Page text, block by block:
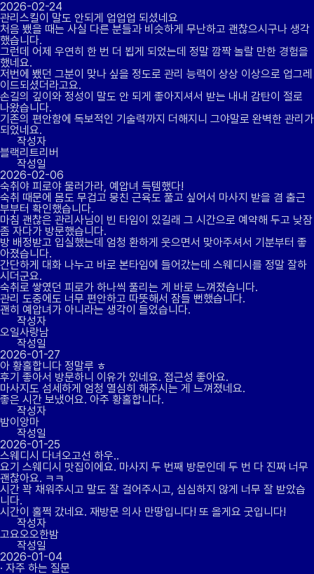
2026-02-24
관리스킬이 말도 안되게 업업업 되셨네요
처음 뵀을 때는 사실 다른 분들과 비슷하게 무난하고 괜찮으시구나 생각
했습니다.
그런데 어제 우연히 한 번 더 뵙게 되었는데 정말 깜짝 놀랄 만한 경험을
했네요.
저번에 뵀던 그분이 맞나 싶을 정도로 관리 능력이 상상 이상으로 업그레
이드되셨더라고요.
손길의 깊이와 정성이 말도 안 되게 좋아지셔서 받는 내내 감탄이 절로
나왔습니다.
기존의 편안함에 독보적인 기술력까지 더해지니 그야말로 완벽한 관리가
되었네요.
작성자
블랙리트리버
작성일
2026-02-06
숙취야 피로야 물러가라, 예압녀 득템했다!
숙취 때문에 몸도 무겁고 뭉친 근육도 풀고 싶어서 마사지 받을 겸 출근
부부터 확인했습니다.
마침 괜찮은 관리사님이 빈 타임이 있길래 그 시간으로 예약해 두고 낮잠
좀 자다가 방문했습니다.
방 배정받고 입실했는데 엄청 환하게 웃으면서 맞아주셔서 기분부터 좋
아졌습니다.
간단하게 대화 나누고 바로 본타임에 들어갔는데 스웨디시를 정말 잘하
시더군요.
숙취로 쌓였던 피로가 하나씩 풀리는 게 바로 느껴졌습니다.
관리 도중에도 너무 편안하고 따뜻해서 잠들 뻔했습니다.
괜히 예압녀가 아니라는 생각이 들었습니다.
작성자
오일사랑남
작성일
2026-01-27
아 황홀합니다 정말루 ㅎ
후기 좋아서 방문하니 이유가 있네요. 접근성 좋아요.
마사지도 섬세하게 엄청 열심히 해주시는 게 느껴졌네요.
좋은 시간 보냈어요. 아주 황홀합니다.
작성자
밤이앙마
작성일
2026-01-25
스웨디시 다녀오고선 하우..
요기 스웨디시 맛집이에요. 마사지 두 번째 방문인데 두 번 다 진짜 너무
괜찮아요. ㅋㅋ
시간 꽉 채워주시고 말도 잘 걸어주시고, 심심하지 않게 너무 잘 받았습
니다.
시간이 훌쩍 갔네요. 재방문 의사 만땅입니다! 또 올게요 굿입니다!
작성자
고요오오한밤
작성일
2026-01-04
· 자주 하는 질문